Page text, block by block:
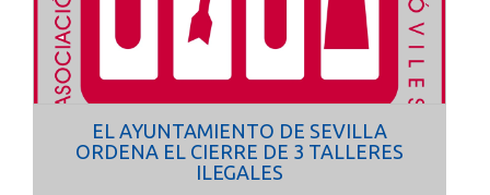
EL AYUNTAMIENTO DE SEVILLA
ORDENA EL CIERRE DE 3 TALLERES
ILEGALES